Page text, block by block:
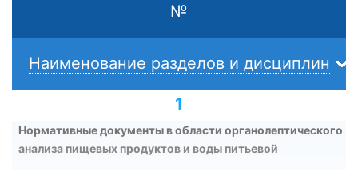
№
Наименование разделов и дисциплин
1
Нормативные документы в области органолептического
анализа пищевых продуктов и воды питьевой